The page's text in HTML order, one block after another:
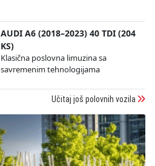
AUDI A6 (2018–2023) 40 TDI (204
KS)
Klasična poslovna limuzina sa
savremenim tehnologijama
Učitaj još polovnih vozila